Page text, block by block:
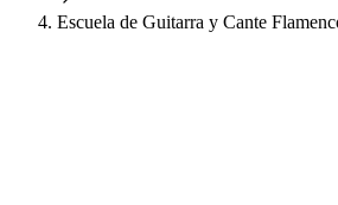
Escuela de Guitarra y Cante